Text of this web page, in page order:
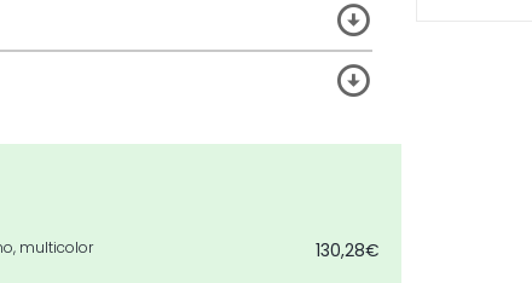
multicolor 130,28€